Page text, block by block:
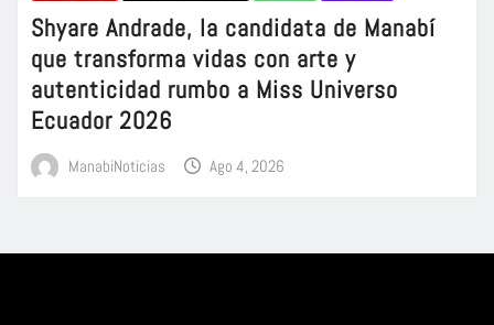
Shyare Andrade, la candidata de Manabí
que transforma vidas con arte y
autenticidad rumbo a Miss Universo
Ecuador 2026
ManabiNoticias Ago 4, 2026